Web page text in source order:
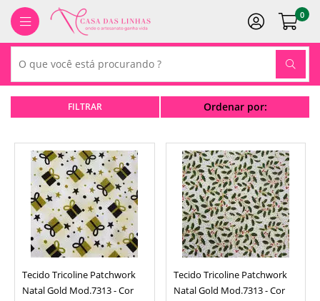
0
Ordenar por:
Tecido Tricoline Patchwork
Natal Gold Mod.7313 - Cor
Tecido Tricoline Patchwork
Natal Gold Mod.7313 - Cor